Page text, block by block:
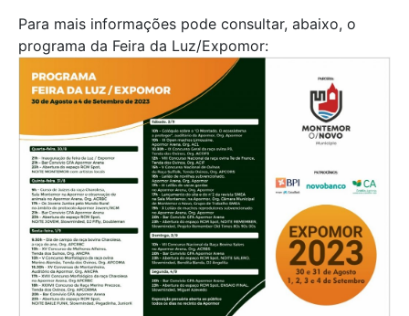
Para mais informações pode consultar, abaixo, o
programa da Feira da Luz/Expomor: